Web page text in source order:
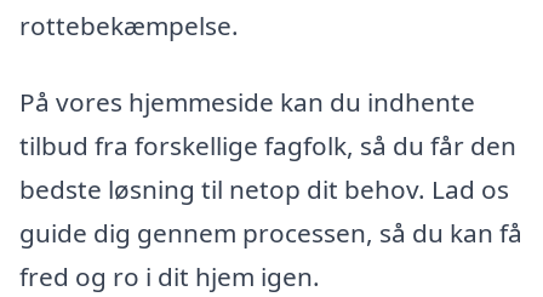
rottebekæmpelse.
På vores hjemmeside kan du indhente
tilbud fra forskellige fagfolk, så du får den
bedste løsning til netop dit behov. Lad os
guide dig gennem processen, så du kan få
fred og ro i dit hjem igen.